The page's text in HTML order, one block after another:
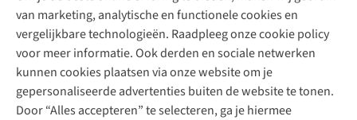
van marketing, analytische en functionele cookies en
vergelijkbare technologieën. Raadpleeg onze cookie policy
voor meer informatie. Ook derden en sociale netwerken
kunnen cookies plaatsen via onze website om je
gepersonaliseerde advertenties buiten de website te tonen.
Door “Alles accepteren” te selecteren, ga je hiermee
Schoenherstelling
Kledingherstelling
Retouches
Voor bedrijven
Explore Camp
Gear Check
Inspiratie & advies
Meld je aan voor de nieuwsbrief
Follow us